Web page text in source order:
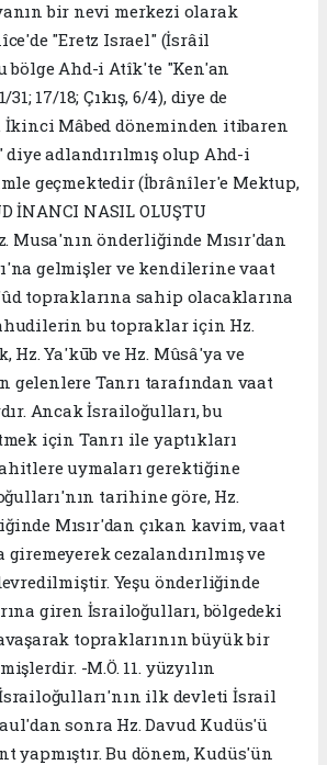
bir nevi merkezi olarak
"Eretz Israel" (İsrâil
bölge Ahd-i Atîk'te "Ken'an
17/18; Çıkış, 6/4), diye de
Mâbed döneminden itibaren
diye adlandırılmış olup Ahd-i
geçmektedir (İbrânîler'e Mektup,
İNANCI NASIL OLUŞTU
Musa'nın önderliğinde Mısır'dan
gelmişler ve kendilerine vaat
topraklarına sahip olacaklarına
bu topraklar için Hz.
Hz. Ya'kūb ve Hz. Mûsâ'ya ve
gelenlere Tanrı tarafından vaat
Ancak İsrailoğulları, bu
için Tanrı ile yaptıkları
uymaları gerektiğine
tarihine göre, Hz.
Mısır'dan çıkan kavim, vaat
cezalandırılmış ve
Yeşu önderliğinde
giren İsrailoğulları, bölgedeki
topraklarının büyük bir
-M.Ö. 11. yüzyılın
ilk devleti İsrail
sonra Hz. Davud Kudüs'ü
yapmıştır. Bu dönem, Kudüs'ün